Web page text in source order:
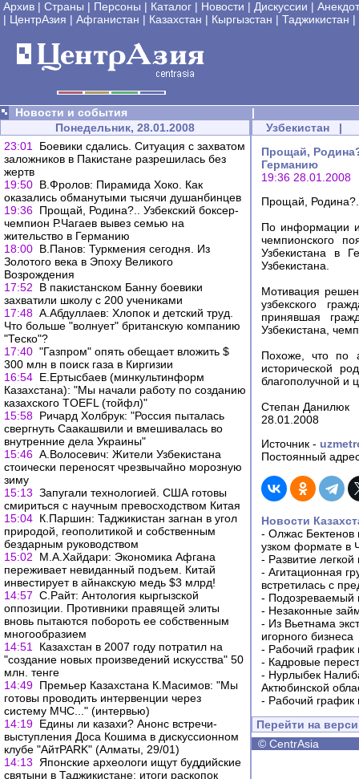
Архив | Страны | Персоны | Каталог | Новости | Дискуссии |
| ЦентрАзия | Афганистан | Казахстан | Кыргызстан | Таджикистан |
Новости и события
|
Понедельник, 28.01.2008
23:01
Боевики сдались. Ситуация с захватом
заложников в Пакистане разрешилась без
жертв
19:50 В.Фролов: Пирамида Хоко. Как
оказались обманутыми тысячи душанбинцев
19:36 Прощай, Родина?.. Узбекский боксер-
чемпион Р.Чагаев вывез семью на
жительство в Германию
18:00 В.Панов: Туркмения сегодня. Из
Золотого века в Эпоху Великого
Возрождения
17:52
В пакистанском Банну боевики
захватили школу с 200 учениками
17:48 А.Абдуллаев: Хлопок и детский труд.
Что больше "волнует" британскую компанию
"Теско"?
17:40 "Газпром" опять обещает вложить $
300 млн в поиск газа в Киргизии
16:54 Е.Ертысбаев (минкультинформ
Казахстана): "Мы начали работу по созданию
казахского TOEFL (тойфл)"
15:58 Ричард Холбрук: "Россия пыталась
свергнуть Саакашвили и вмешивалась во
внутренние дела Украины"
15:46 А.Волосевич: Жители Узбекистана
стоически переносят чрезвычайно морозную
зиму
15:13 Запугали технологией. США готовы
смириться с научным превосходством Китая
15:04 К.Паршин: Таджикистан загнан в угол
природой, геополитикой и собственным
бездарным руководством
15:02
М.А.Хайдари: Экономика Афгана
переживает невиданный подъем. Китай
инвестирует в айнакскую медь $3 млрд!
14:57 С.Райт: Антология кыргызской
оппозиции. Противники правящей элиты
вновь пытаются побороть ее собственным
многообразием
14:51
Казахстан в 2007 году потратил на
"создание новых произведений искусства" 50
млн. тенге
14:49 Премьер Казахстана К.Масимов: "Мы
готовы проводить интервенции через
систему МЧС..." (интервью)
14:19 Едины ли казахи? Анонс встречи-
выступления Доса Кошима в дискуссионном
клубе "АйтPARK" (Алматы, 29/01)
14:13
Японские археологи ищут буддийские
святыни в Таджикистане: итоги раскопок
Узбекистан |
Прощай,
Германию
19:36 28.01.2008
Прощай,
По информации
чемпионского
Узбекистана в
Узбекистана.
Мотивация
узбекского
принявшая
Узбекистана,
Похоже, что по
исторической
благополучной и
Степан Данилюк
28.01.2008
Источник -
Постоянный
Новости
- Олжас Бектенов
узком формате в
- Развитие
- Агитационная
встретилась с
- Подозреваемый
- Незаконные
- Из Вьетнама
игорного бизнеса
- Рабочий график
- Кадровые
- Нурлыбек
Актюбинской
- Рабочий график
Перейти на
© CentrAsia